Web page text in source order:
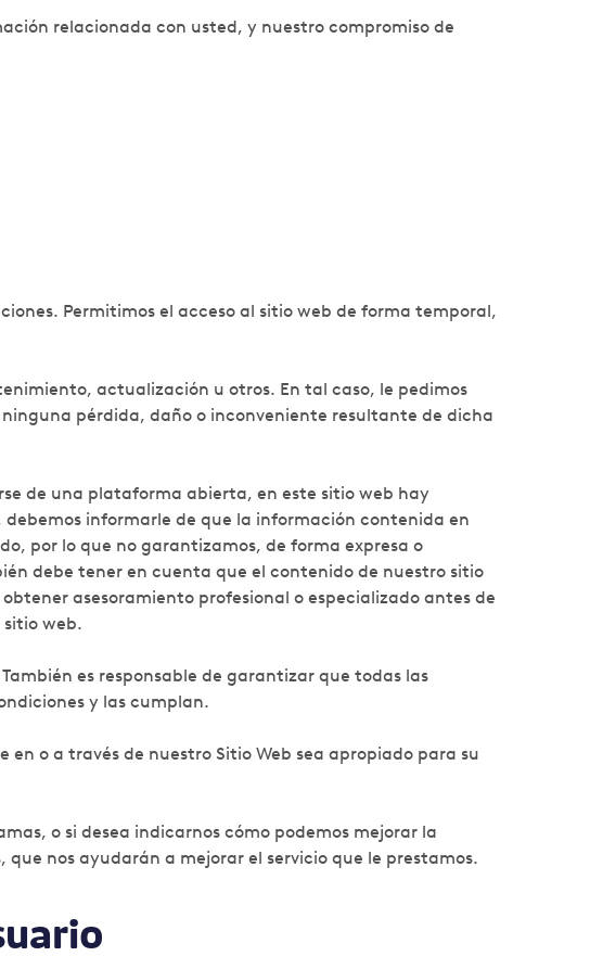
relacionada con usted, y nuestro compromiso de
Permitimos el acceso al sitio web de forma temporal,
actualización u otros. En tal caso, le pedimos
pérdida, daño o inconveniente resultante de dicha
de una plataforma abierta, en este sitio web hay
informarle de que la información contenida en
por lo que no garantizamos, de forma expresa o
debe tener en cuenta que el contenido de nuestro sitio
asesoramiento profesional o especializado antes de
web.
es responsable de garantizar que todas las
y las cumplan.
o a través de nuestro Sitio Web sea apropiado para su
o si desea indicarnos cómo podemos mejorar la
nos ayudarán a mejorar el servicio que le prestamos.